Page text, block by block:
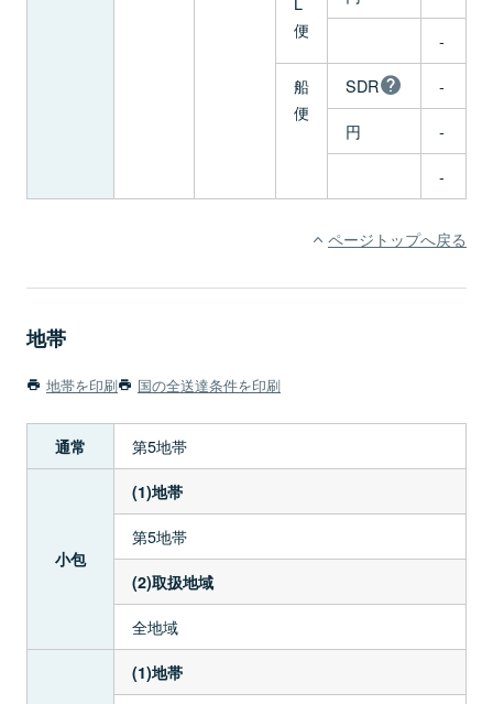
便
-
船
便
SDR
-
円
-
-
ページトップへ戻る
地帯
地帯を印刷 国の全送達条件を印刷
通常 第5地帯
小包
(1)地帯
第5地帯
(2)取扱地域
全地域
(1)地帯